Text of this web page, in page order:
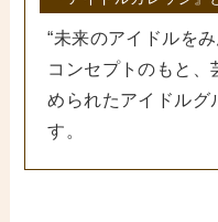
“未来のアイドルを
コンセプトのもと、
められたアイドルグ
す。